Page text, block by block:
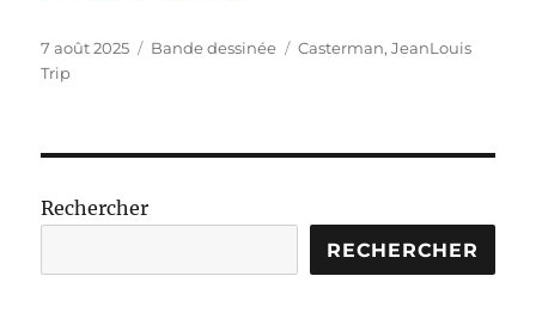
Publié
le
7 août 2025 Catégories
Bande dessinée Étiquettes
Casterman,JeanLouis
Trip
Rechercher
RECHERCHER